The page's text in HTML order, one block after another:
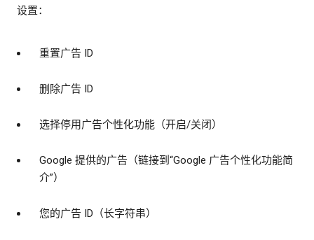
设置：
重置广告 ID
删除广告 ID
选择停用广告个性化功能（开启/关闭）
Google 提供的广告（链接到“Google 广告个性化功能简
介”）
您的广告 ID（长字符串）